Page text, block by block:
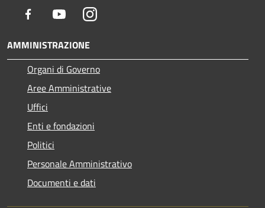
Facebook YoutubeInstagram
AMMINISTRAZIONE
Organi di Governo
Aree Amministrative
Uffici
Enti e fondazioni
Politici
Personale Amministrativo
Documenti e dati